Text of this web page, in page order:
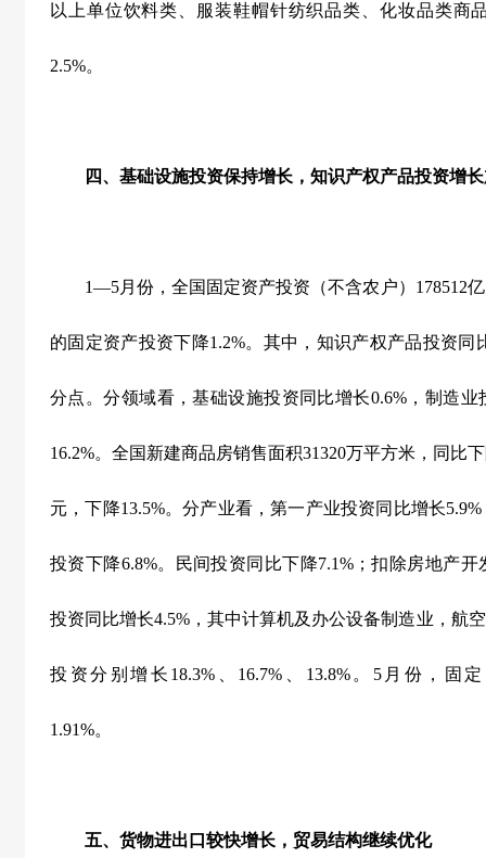
以上单位饮料类、服装鞋帽针纺织品类、化妆品类商
2.5%。
四、基础设施投资保持增长，知识产权产品投资增长
1—5月份，全国固定资产投资（不含农户） 178512
的固定资产投资下降1.2%。其中，知识产权产品投资同
分点。分领域看，基础设施投资同比增长0.6%，制造业
16.2%。全国新建商品房销售面积31320万平方米，同比
元，下降13.5%。分产业看，第一产业投资同比增长5.9%
投资下降6.8%。民间投资同比下降7.1% ；扣除房地产
投资同比增长4.5% ，其中计算机及办公设备制造业，航
投资分别增长 18.3% 16.7% 13.8%。 5月份，固
1.91%。
五、货物进出口较快增长，贸易结构继续优化